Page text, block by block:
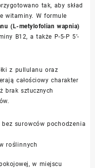
tak, aby skład
witaminy. W formule
(L-metylofolian wapnia)
B12, a także P-5-P 5’-
z pullulanu oraz
całościowy charakter
brak sztucznych
surowców pochodzenia
roślinnych
w miejscu